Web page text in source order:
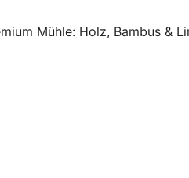
Mühle: Holz, Bambus &